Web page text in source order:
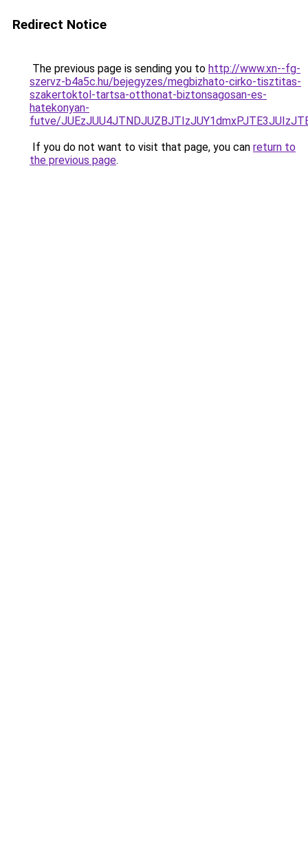
Redirect Notice
The previous page is sending you to http://www.xn--fg-
szervz-b4a5c.hu/bejegyzes/megbizhato-cirko-tisztitas-
szakertoktol-tartsa-otthonat-biztonsagosan-es-
hatekonyan-
futve/
If you do not want to visit that page, you can return to
the previous page.